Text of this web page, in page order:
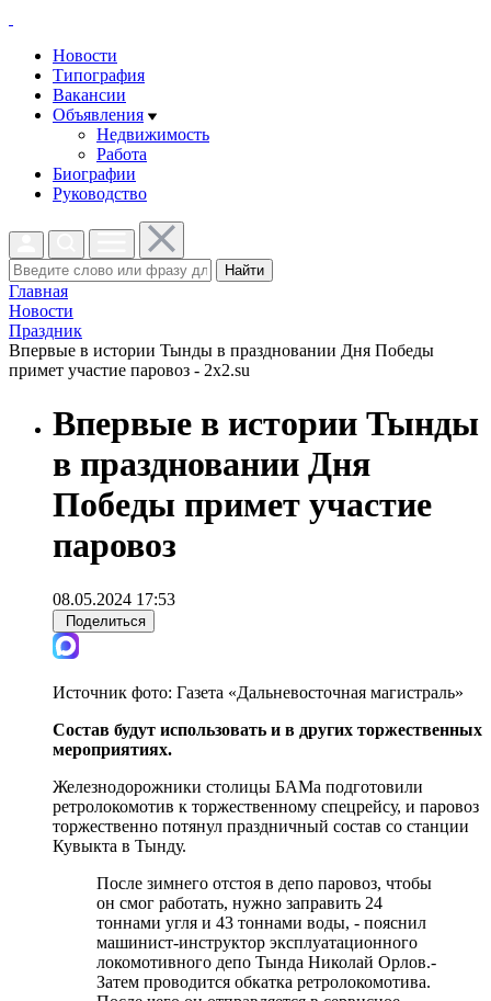
Новости
Типография
Вакансии
Объявления
Недвижимость
Работа
Биографии
Руководство
Найти
Главная
Новости
Праздник
Впервые в истории Тынды в праздновании Дня Победы
примет участие паровоз - 2x2.su
Впервые в истории Тынды
в праздновании Дня
Победы примет участие
паровоз
08.05.2024 17:53
Поделиться
Источник фото: Газета «Дальневосточная магистраль»
Состав будут использовать и в других торжественных
мероприятиях.
Железнодорожники столицы БАМа подготовили
ретролокомотив к торжественному спецрейсу, и паровоз
торжественно потянул праздничный состав со станции
Кувыкта в Тынду.
После зимнего отстоя в депо паровоз, чтобы
он смог работать, нужно заправить 24
тоннами угля и 43 тоннами воды, - пояснил
машинист-инструктор эксплуатационного
локомотивного депо Тында Николай Орлов.-
Затем проводится обкатка ретролокомотива.